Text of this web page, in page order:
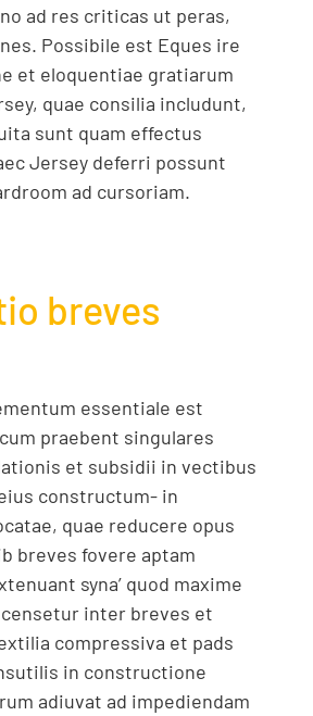
ad res criticas ut peras,
Possibile est Eques ire
et eloquentiae gratiarum
quae consilia includunt,
sunt quam effectus
Jersey deferri possunt
ad cursoriam.
breves
essentiale est
praebent singulares
et subsidii in vectibus
constructum- in
quae reducere opus
breves fovere aptam
syna’ quod maxime
inter breves et
compressiva et pads
in constructione
adiuvat ad impediendam